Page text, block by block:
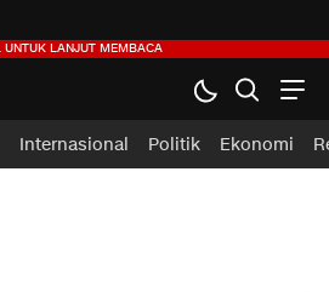
Internasional Politik Ekonomi